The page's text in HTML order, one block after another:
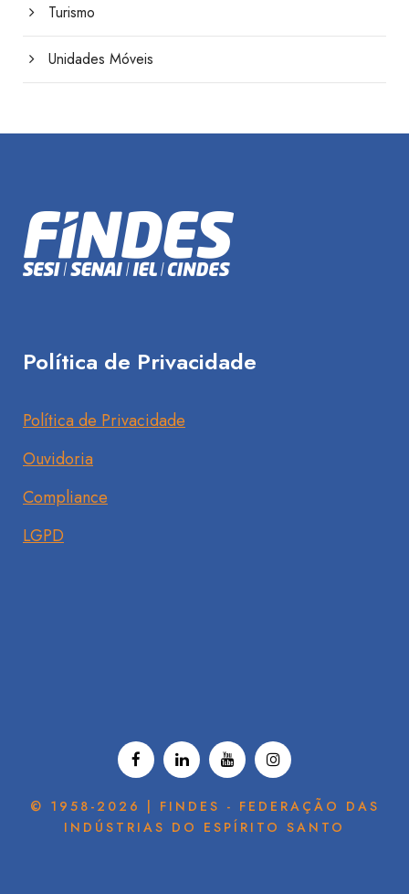
Turismo
Unidades Móveis
Política de Privacidade
Política de Privacidade
Ouvidoria
Compliance
LGPD
© 1958-2026 | FINDES - FEDERAÇÃO DAS
INDÚSTRIAS DO ESPÍRITO SANTO